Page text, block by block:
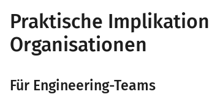
Praktische
Organisationen
Für Engineering-Teams